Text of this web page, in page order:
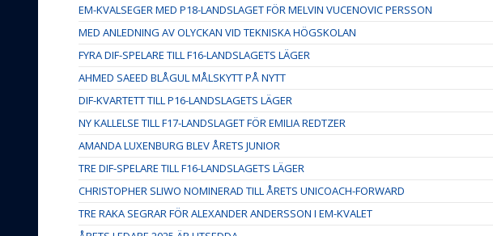
EM-KVALSEGER MED P18-LANDSLAGET FÖR MELVIN VUCENOVIC PERSSON
MED ANLEDNING AV OLYCKAN VID TEKNISKA HÖGSKOLAN
FYRA DIF-SPELARE TILL F16-LANDSLAGETS LÄGER
AHMED SAEED BLÅGUL MÅLSKYTT PÅ NYTT
DIF-KVARTETT TILL P16-LANDSLAGETS LÄGER
NY KALLELSE TILL F17-LANDSLAGET FÖR EMILIA REDTZER
AMANDA LUXENBURG BLEV ÅRETS JUNIOR
TRE DIF-SPELARE TILL F16-LANDSLAGETS LÄGER
CHRISTOPHER SLIWO NOMINERAD TILL ÅRETS UNICOACH-FORWARD
TRE RAKA SEGRAR FÖR ALEXANDER ANDERSSON I EM-KVALET